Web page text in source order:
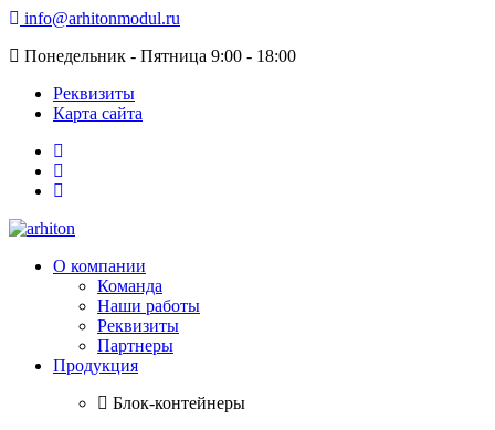
info@arhitonmodul.ru
Понедельник - Пятница 9:00 - 18:00
Реквизиты
Карта сайта
О компании
Команда
Наши работы
Реквизиты
Партнеры
Продукция
Блок-контейнеры